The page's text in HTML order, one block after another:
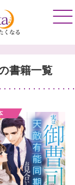
書籍一覧